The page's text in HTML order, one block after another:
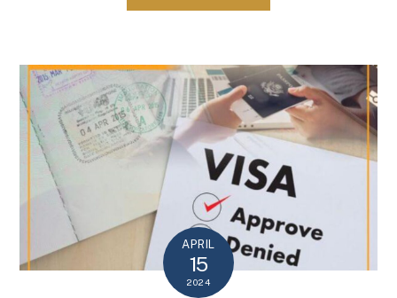
APRIL
15
2024